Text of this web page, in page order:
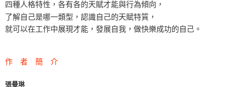
四種人格特性，各有各的天賦才能與行為傾向，
了解自己是哪一類型，認識自己的天賦特質，
就可以在工作中展現才能，發展自我，做快樂成功的自己。
作 者 簡 介
張曼琳